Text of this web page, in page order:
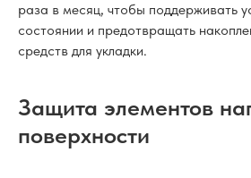
раза в месяц, чтобы поддерживать
состоянии и предотвращать
средств для укладки.
Защита элементов
поверхности